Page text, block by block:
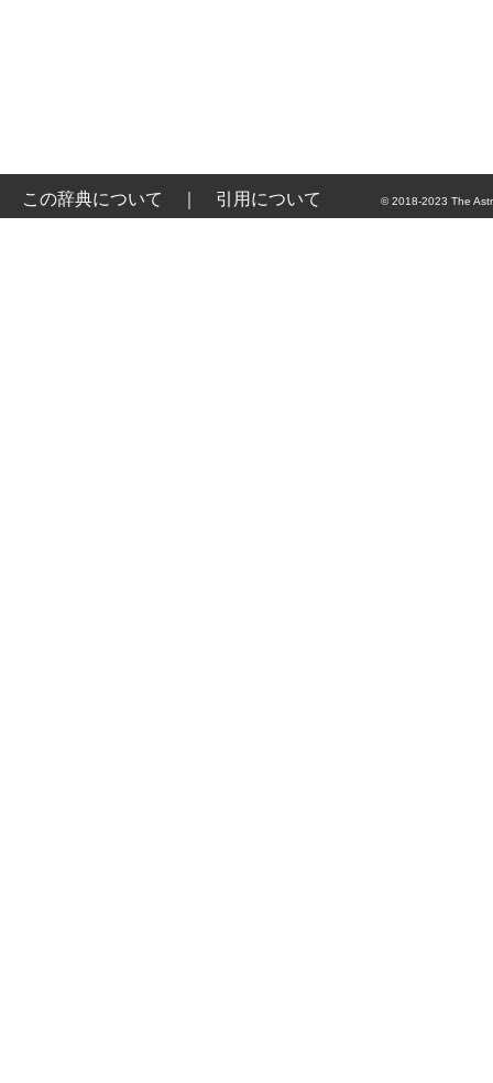
この辞典について 引用について © 2018-2023 The